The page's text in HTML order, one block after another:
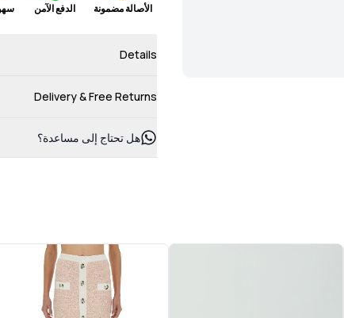
الأصالة مضمونة الدفع الآمن
Details
Delivery & Free Returns
هل تحتاج إلى مساعدة؟